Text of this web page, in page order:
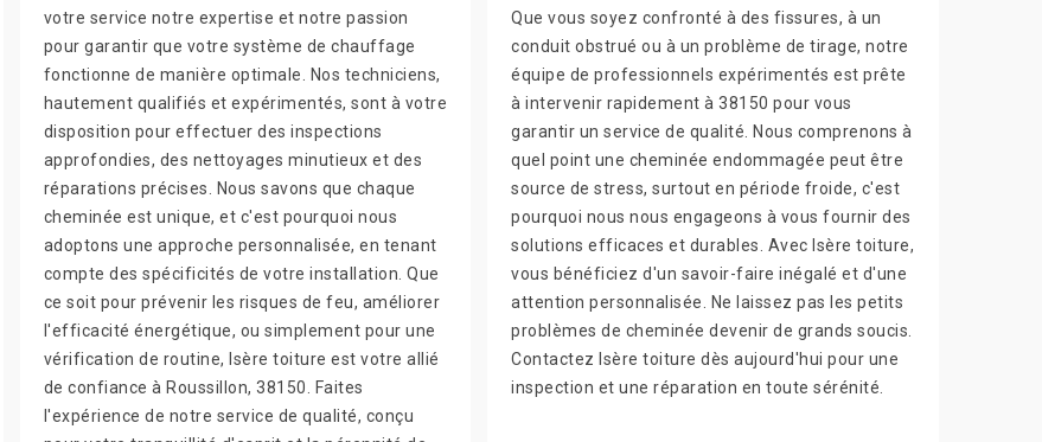
votre service notre expertise et notre passion
pour garantir que votre système de chauffage
fonctionne de manière optimale. Nos techniciens,
hautement qualifiés et expérimentés, sont à votre
disposition pour effectuer des inspections
approfondies, des nettoyages minutieux et des
réparations précises. Nous savons que chaque
cheminée est unique, et c'est pourquoi nous
adoptons une approche personnalisée, en tenant
compte des spécificités de votre installation. Que
ce soit pour prévenir les risques de feu, améliorer
l'efficacité énergétique, ou simplement pour une
vérification de routine, Isère toiture est votre allié
de confiance à Roussillon, 38150. Faites
l'expérience de notre service de qualité, conçu
Que vous soyez confronté à des fissures, à un
conduit obstrué ou à un problème de tirage, notre
équipe de professionnels expérimentés est prête
à intervenir rapidement à 38150 pour vous
garantir un service de qualité. Nous comprenons à
quel point une cheminée endommagée peut être
source de stress, surtout en période froide, c'est
pourquoi nous nous engageons à vous fournir des
solutions efficaces et durables. Avec Isère toiture,
vous bénéficiez d'un savoir-faire inégalé et d'une
attention personnalisée. Ne laissez pas les petits
problèmes de cheminée devenir de grands soucis.
Contactez Isère toiture dès aujourd'hui pour une
inspection et une réparation en toute sérénité.